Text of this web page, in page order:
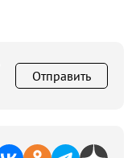
Отправить